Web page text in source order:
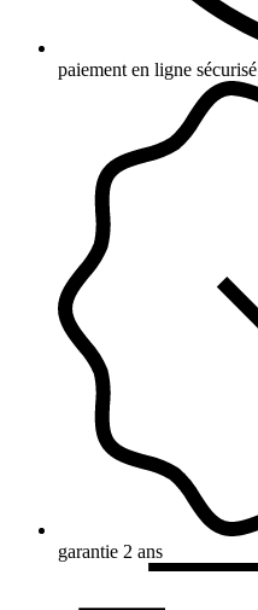
paiement en ligne sécurisé
garantie 2 ans